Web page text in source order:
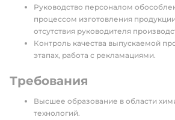
Руководство персоналом
процессом изготовления
отсутствия руководителя
Контроль качества выпускаемой
этапах, работа с рекламациями.
Требования
Высшее образование в области
технологий.